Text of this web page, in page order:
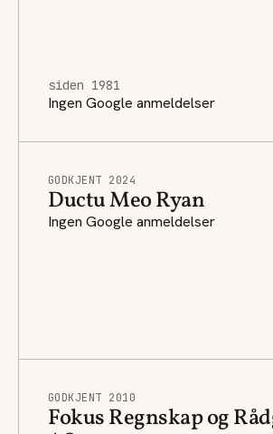
siden 1981
Ingen Google anmeldelser
GODKJENT 2024
Ductu Meo Ryan
Ingen Google anmeldelser
GODKJENT 2010
Fokus Regnskap og